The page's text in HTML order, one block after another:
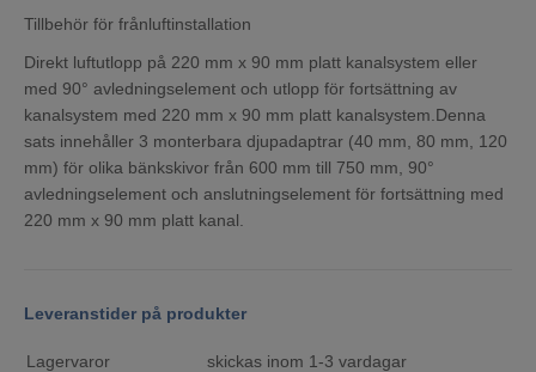
Tillbehör för frånluftinstallation
Direkt luftutlopp på 220 mm x 90 mm platt kanalsystem eller
med 90° avledningselement och utlopp för fortsättning av
kanalsystem med 220 mm x 90 mm platt kanalsystem.Denna
sats innehåller 3 monterbara djupadaptrar (40 mm, 80 mm, 120
mm) för olika bänkskivor från 600 mm till 750 mm, 90°
avledningselement och anslutningselement för fortsättning med
220 mm x 90 mm platt kanal.
Leveranstider på produkter
Lagervaror skickas inom 1-3 vardagar